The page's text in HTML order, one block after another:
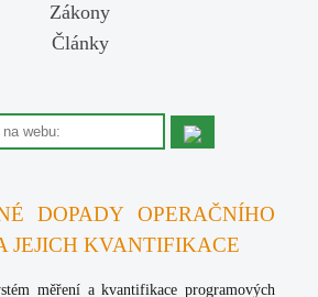
Zákony
Články
DOPADY OPERAČNÍHO
JEJICH KVANTIFIKACE
měření a kvantifikace programových